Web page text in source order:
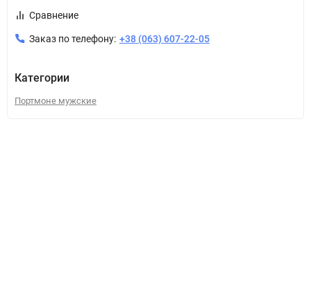
Сравнение
Заказ по телефону: +38 (063) 607-22-05
Категории
Портмоне мужские